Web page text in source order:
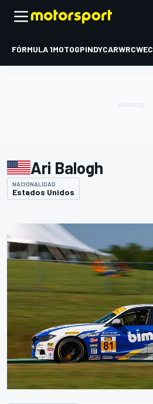
FÓRMULA 1MOTOGPINDYCARWRCWEC
Ari Balogh
NACIONALIDAD
Estados Unidos